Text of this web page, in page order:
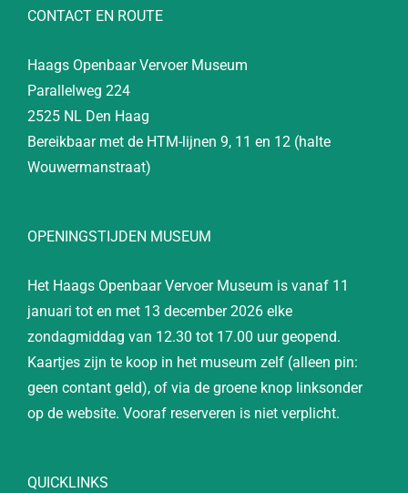
CONTACT EN ROUTE
Haags Openbaar Vervoer Museum
Parallelweg 224
2525 NL Den Haag
Bereikbaar met de HTM-lijnen 9, 11 en 12 (halte
Wouwermanstraat)
OPENINGSTIJDEN MUSEUM
Het Haags Openbaar Vervoer Museum is vanaf 11
januari tot en met 13 december 2026 elke
zondagmiddag van 12.30 tot 17.00 uur geopend.
Kaartjes zijn te koop in het museum zelf (alleen pin:
geen contant geld), of via de groene knop linksonder
op de website. Vooraf reserveren is niet verplicht.
QUICKLINKS